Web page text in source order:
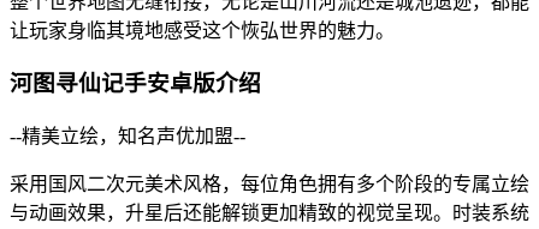
让玩家身临其境地感受这个恢弘世界的魅力。
河图寻仙记手安卓版介绍
--精美立绘，知名声优加盟--
采用国风二次元美术风格，每位角色拥有多个阶段的专属立绘
与动画效果，升星后还能解锁更加精致的视觉呈现。时装系统